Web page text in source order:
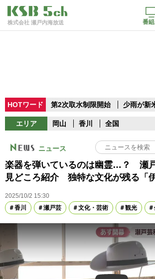
株式会社 瀬戸内海放送 番
HOTワード 第2次取水制限開始 少雨が新
エリア 岡山 香川 全国
ニュース
楽器を弾いているのは幽霊…？ 瀬
見どころ紹介 独特な文化が残る「伊
2025/10/2 15:30
香川
瀬戸芸 文化・芸術 観光